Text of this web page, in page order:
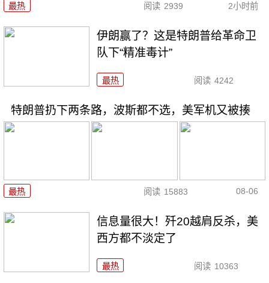
最热 阅读 2939 2小时前
伊朗赢了？这是特朗普给革命卫
队下“精准毒计”
最热 阅读 4242
特朗普扔下两条路，波斯都不选，美军机又被揍
最热 阅读 15883 08-06
信息量很大！歼20越肩反杀，美
西方都不淡定了
最热 阅读 10363